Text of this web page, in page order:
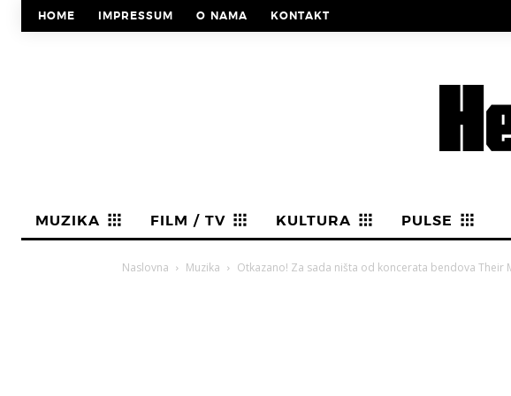
HOME IMPRESSUM O NAMA KONTAKT
MUZIKA FILM / TV KULTURA PULSE
Naslovna Muzika Otkazano! Za sada ništa od koncerata bendova Their